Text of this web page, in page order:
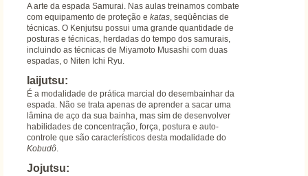
A arte da espada Samurai. Nas aulas treinamos combate
com equipamento de proteção e katas, seqüências de
técnicas. O Kenjutsu possui uma grande quantidade de
posturas e técnicas, herdadas do tempo dos samurais,
incluindo as técnicas de Miyamoto Musashi com duas
espadas, o Niten Ichi Ryu.
Iaijutsu:
É a modalidade de prática marcial do desembainhar da
espada. Não se trata apenas de aprender a sacar uma
lâmina de aço da sua bainha, mas sim de desenvolver
habilidades de concentração, força, postura e auto-
controle que são característicos desta modalidade do
Kobudô.
Jojutsu: